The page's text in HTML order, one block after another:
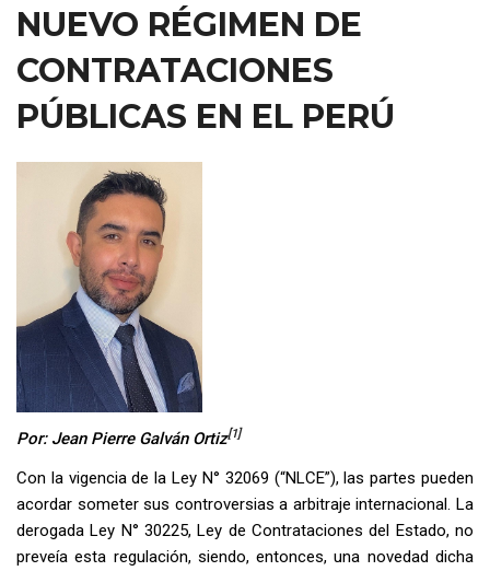
NUEVO RÉGIMEN DE
CONTRATACIONES
PÚBLICAS EN EL PERÚ
Por: Jean Pierre Galván Ortiz[1]
Con la vigencia de la Ley N° 32069 (“NLCE”), las partes pueden
acordar someter sus controversias a arbitraje internacional. La
derogada Ley N° 30225, Ley de Contrataciones del Estado, no
preveía esta regulación, siendo, entonces, una novedad dicha